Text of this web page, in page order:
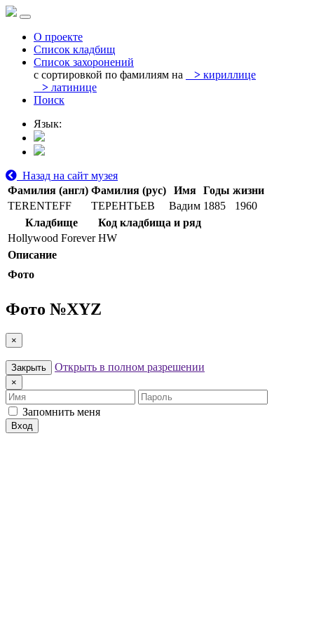
О проекте
Список кладбищ
Список захоронений
с сортировкой по фамилиям на
> кириллице
> латинице
Поиск
Язык:
Назад на сайт музея
Фамилия (англ) Фамилия (рус) Имя
Годы жизни
TERENTEFF
ТЕРЕНТЬЕВ Вадим 1885
1960
Кладбище
Код кладбища и ряд
Hollywood Forever HW
Описание
Фото
Фото №XYZ
×
Закрыть Открыть в полном разрешении
×
Имя
Пароль
Запомнить меня
Вход